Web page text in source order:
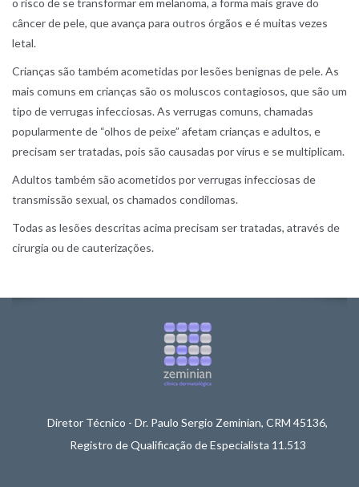
o risco de se transformar em melanoma, a forma mais grave do
câncer de pele, que avança para outros órgãos e é muitas vezes
letal.
Crianças são também acometidas por lesões benignas de pele. As
mais comuns em crianças são os moluscos contagiosos, que são um
tipo de verrugas infecciosas. As verrugas comuns, chamadas
popularmente de “olhos de peixe” afetam crianças e adultos, e
precisam ser tratadas, pois são causadas por vírus e se multiplicam.
Adultos também são acometidos por verrugas infecciosas de
transmissão sexual, os chamados condilomas.
Todas as lesões descritas acima precisam ser tratadas, através de
cirurgia ou de cauterizações.
Diretor Técnico - Dr. Paulo Sergio Zeminian, CRM 45136,
Registro de Qualificação de Especialista 11.513